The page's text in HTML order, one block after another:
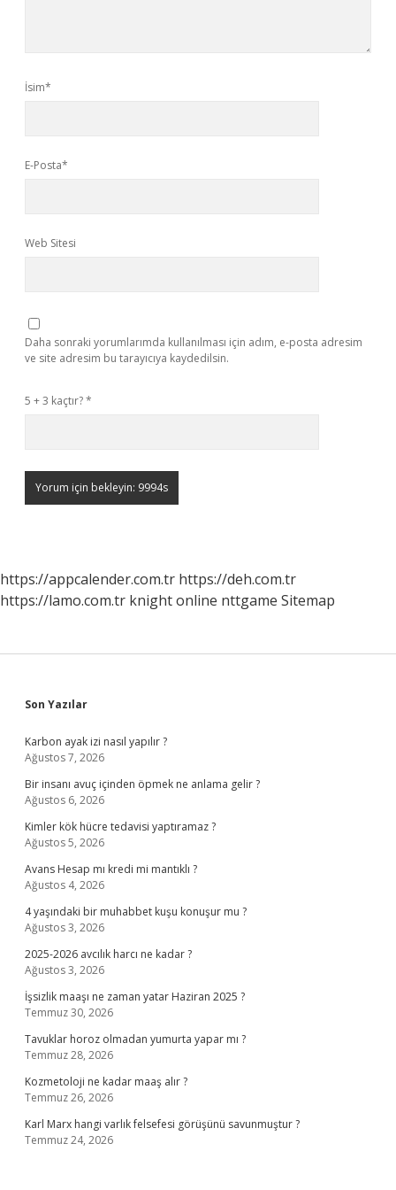
İsim*
E-Posta*
Web Sitesi
Daha sonraki yorumlarımda kullanılması için adım, e-posta adresim
ve site adresim bu tarayıcıya kaydedilsin.
5 + 3 kaçtır?*
https://appcalender.com.tr https://deh.com.tr
https://lamo.com.tr knight online nttgame Sitemap
Sidebar
Son Yazılar
Karbon ayak izi nasıl yapılır ?
Ağustos 7, 2026
Bir insanı avuç içinden öpmek ne anlama gelir ?
Ağustos 6, 2026
Kimler kök hücre tedavisi yaptıramaz ?
Ağustos 5, 2026
Avans Hesap mı kredi mi mantıklı ?
Ağustos 4, 2026
4 yaşındaki bir muhabbet kuşu konuşur mu ?
Ağustos 3, 2026
2025-2026 avcılık harcı ne kadar ?
Ağustos 3, 2026
İşsizlik maaşı ne zaman yatar Haziran 2025 ?
Temmuz 30, 2026
Tavuklar horoz olmadan yumurta yapar mı ?
Temmuz 28, 2026
Kozmetoloji ne kadar maaş alır ?
Temmuz 26, 2026
Karl Marx hangi varlık felsefesi görüşünü savunmuştur ?
Temmuz 24, 2026